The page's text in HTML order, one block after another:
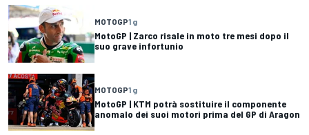
MOTOGP1 g
MotoGP | Zarco risale in moto tre mesi dopo il
suo grave infortunio
MOTOGP1 g
MotoGP | KTM potrà sostituire il componente
anomalo dei suoi motori prima del GP di Aragon